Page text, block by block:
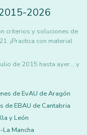
-2026
criterios y soluciones de
¡Practica con material
de 2015 hasta ayer... y
de EvAU de Aragón
de EBAU de Cantabria
y León
Mancha